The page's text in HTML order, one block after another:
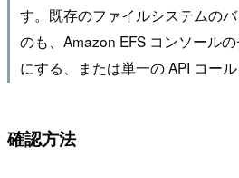
す。既存のファイルシステムの
のも、Amazon EFS コンソール
にする、または単一の API コー
確認方法